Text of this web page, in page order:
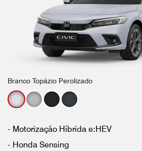
Motorização Híbrida e:HEV
Honda Sensing
Branco Topázio Perolizado